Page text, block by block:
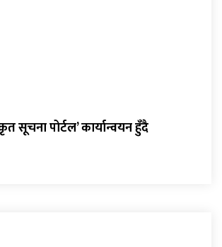
सूचना पोर्टल’ कार्यान्वयन हुँदै